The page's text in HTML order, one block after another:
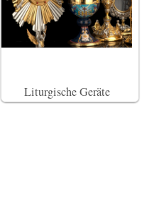
Liturgische Geräte